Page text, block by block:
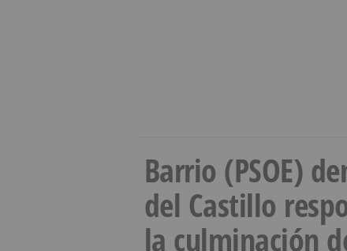
Barrio (PSOE)
del Castillo
la culminación